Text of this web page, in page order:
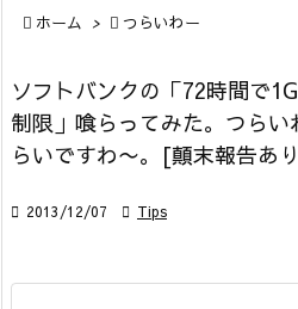
 ホーム >  つらいわー
ソフトバンクの「72時間で
制限」喰らってみた。つら
らいですわ〜。[顛末報告あ
 2013/12/07  Tips